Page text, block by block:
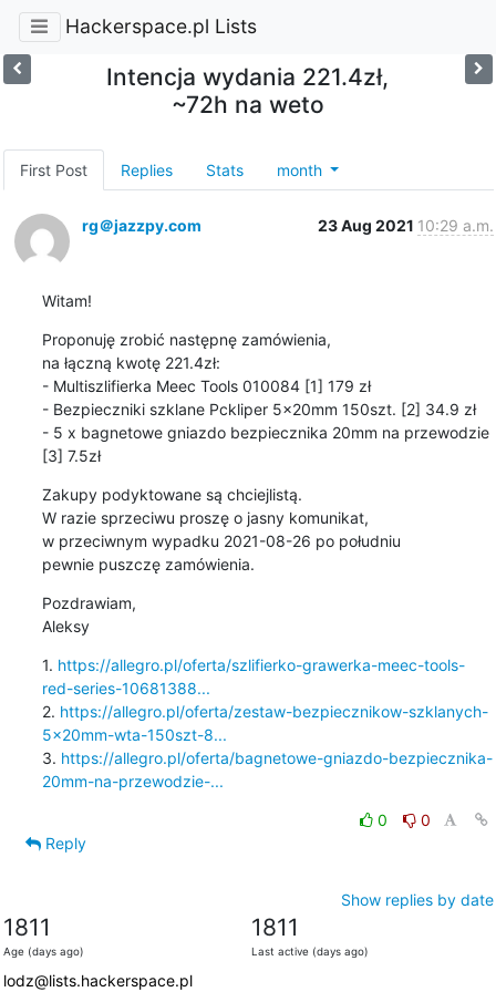
Hackerspace.pl Lists
Intencja wydania 221.4zł,
~72h na weto
First Post Replies Stats month
rg＠jazzpy.com 23 Aug 2021 10:29 a.m.
Witam!
Proponuję zrobić następnę zamówienia,
na łączną kwotę 221.4zł:
- Multiszlifierka Meec Tools 010084 [1] 179 zł
- Bezpieczniki szklane Pckliper 5x20mm 150szt. [2] 34.9 zł
- 5 x bagnetowe gniazdo bezpiecznika 20mm na przewodzie
[3] 7.5zł
Zakupy podyktowane są chciejlistą.
W razie sprzeciwu proszę o jasny komunikat,
w przeciwnym wypadku 2021-08-26 po południu
pewnie puszczę zamówienia.
Pozdrawiam,
Aleksy
1. https://allegro.pl/oferta/szlifierko-grawerka-meec-tools-
red-series-10681388...
2. https://allegro.pl/oferta/zestaw-bezpiecznikow-szklanych-
5x20mm-wta-150szt-8...
3. https://allegro.pl/oferta/bagnetowe-gniazdo-bezpiecznika-
20mm-na-przewodzie-...
0
0
Reply
Show replies by date
1811
Age (days ago)
1811
Last active (days ago)
lodz@lists.hackerspace.pl